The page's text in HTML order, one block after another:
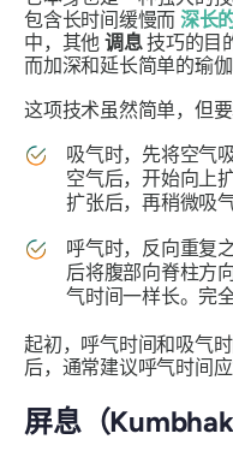
包含长时间缓慢而 深长
中，其他 调息技巧的目
而加深和延长简单的瑜伽
这项技术虽然简单，但
吸气时，先将空气
空气后，开始向上
扩张后，再稍微吸
呼气时，反向重复
后将腹部向脊柱方
气时间一样长。完
起初，呼气时间和吸气
后，通常建议呼气时间
屏息（